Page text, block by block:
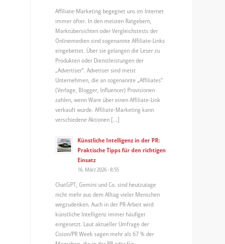
Affiliate-Marketing begegnet uns im Internet
immer öfter. In den meisten Ratgebern,
Marktübersichten oder Vergleichstests der
Onlinemedien sind sogenannte Affiliate-Links
eingebettet. Über sie gelangen die Leser zu
Produkten oder Dienstleistungen der
„Advertiser“. Advetiser sind meist
Unternehmen, die an sogenannte „Affiliates“
(Verlage, Blogger, Influencer) Provisionen
zahlen, wenn Ware über einen Affiliate-Link
verkauft wurde. Affiliate-Marketing kann
verschiedene Aktionen […]
Künstliche Intelligenz in der PR:
Praktische Tipps für den richtigen
Einsatz
16. März 2026 - 8:55
ChatGPT, Gemini und Co. sind heutzutage
nicht mehr aus dem Alltag vieler Menschen
wegzudenken. Auch in der PR-Arbeit wird
künstliche Intelligenz immer häufiger
eingesetzt. Laut aktueller Umfrage der
Cision/PR Week sagen mehr als 67 % der